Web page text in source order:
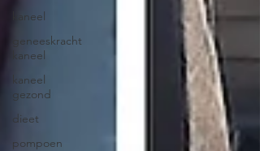
kaneel
geneeskracht
kaneel
kaneel
gezond
dieet
pompoen